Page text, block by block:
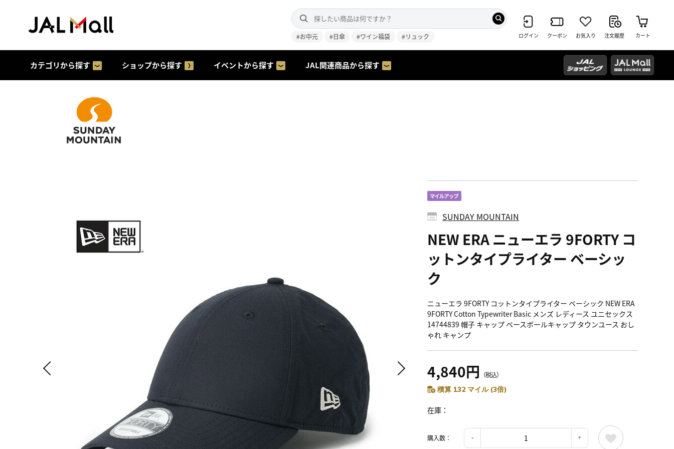
#お中元 #日傘 #ワイン福袋 #リュック ログイン クーポン お気入り 注文履歴 カート
カテゴリから探す ショップから探す イベントから探す JAL関連商品から探す
SUNDAY MOUNTAIN
NEW ERA ニューエラ 9FORTY コ
ットンタイプライター ベーシッ
ク
ニューエラ 9FORTY コットンタイプライター ベーシック NEW ERA
9FORTY Cotton Typewriter Basic メンズ レディース ユニセックス
14744839 帽子 キャップ ベースボールキャップ タウンユース おし
ゃれ キャンプ
4,840円 （税込）
積算 132 マイル (3倍)
在庫
購入数：